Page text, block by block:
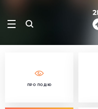
ПРО ПОДІЮ